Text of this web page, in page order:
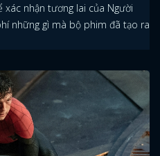
nhận tương lai của Người
những gì mà bộ phim đã tạo ra